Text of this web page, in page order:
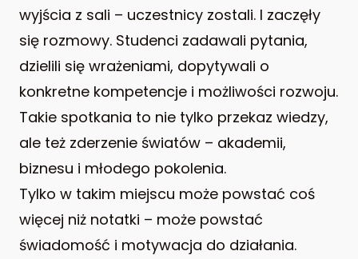
wyjścia z sali – uczestnicy zostali. I zaczęły
się rozmowy. Studenci zadawali pytania,
dzielili się wrażeniami, dopytywali o
konkretne kompetencje i możliwości rozwoju.
Takie spotkania to nie tylko przekaz wiedzy,
ale też zderzenie światów – akademii,
biznesu i młodego pokolenia.
Tylko w takim miejscu może powstać coś
więcej niż notatki – może powstać
świadomość i motywacja do działania.